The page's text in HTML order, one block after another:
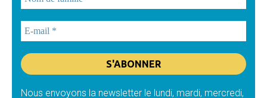
Nous envoyons la newsletter le lundi, mardi, mercredi,